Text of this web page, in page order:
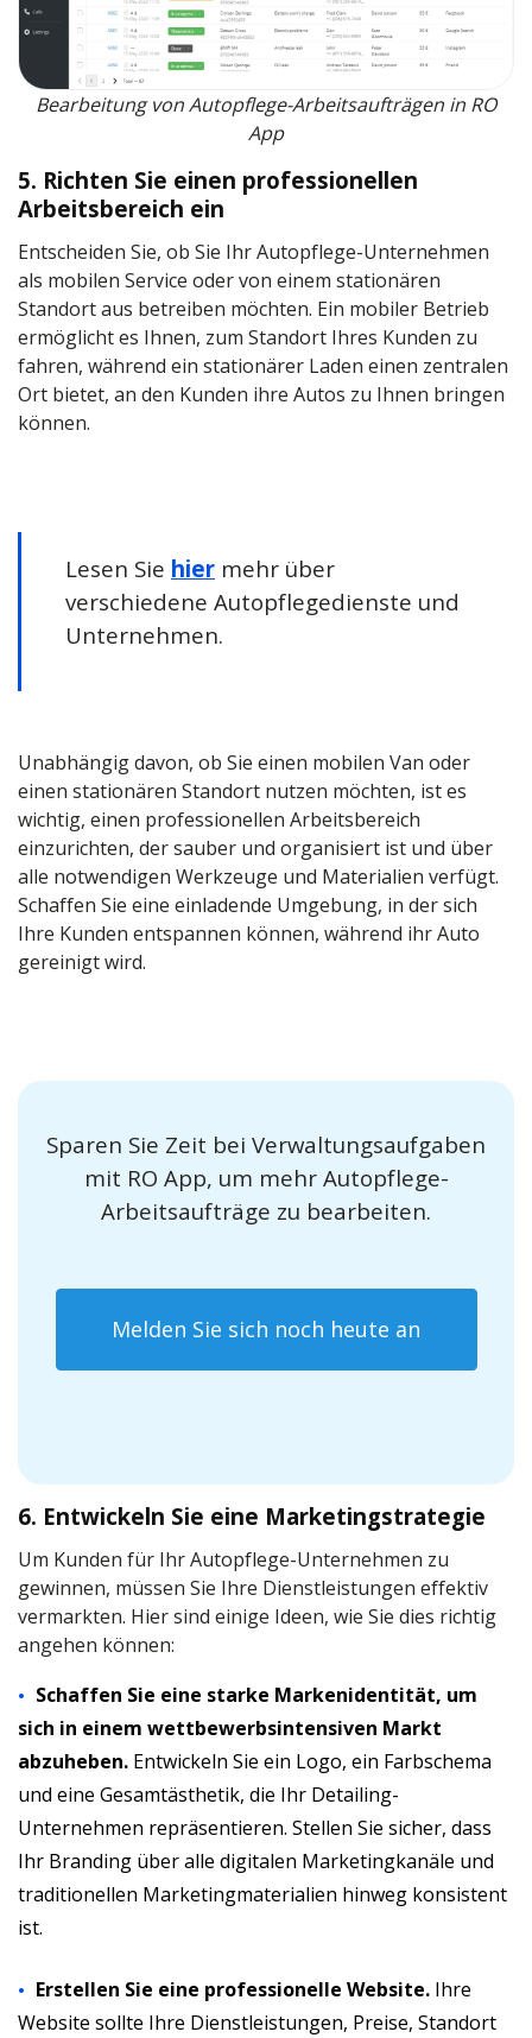
Bearbeitung von Autopflege-Arbeitsaufträgen in RO
App
5. Richten Sie einen professionellen
Arbeitsbereich ein
Entscheiden Sie, ob Sie Ihr Autopflege-Unternehmen
als mobilen Service oder von einem stationären
Standort aus betreiben möchten. Ein mobiler Betrieb
ermöglicht es Ihnen, zum Standort Ihres Kunden zu
fahren, während ein stationärer Laden einen zentralen
Ort bietet, an den Kunden ihre Autos zu Ihnen bringen
können.
Lesen Sie hier mehr über
verschiedene Autopflegedienste und
Unternehmen.
Unabhängig davon, ob Sie einen mobilen Van oder
einen stationären Standort nutzen möchten, ist es
wichtig, einen professionellen Arbeitsbereich
einzurichten, der sauber und organisiert ist und über
alle notwendigen Werkzeuge und Materialien verfügt.
Schaffen Sie eine einladende Umgebung, in der sich
Ihre Kunden entspannen können, während ihr Auto
gereinigt wird.
Sparen Sie Zeit bei Verwaltungsaufgaben
mit RO App, um mehr Autopflege-
Arbeitsaufträge zu bearbeiten.
Melden Sie sich noch heute an
6. Entwickeln Sie eine Marketingstrategie
Um Kunden für Ihr Autopflege-Unternehmen zu
gewinnen, müssen Sie Ihre Dienstleistungen effektiv
vermarkten. Hier sind einige Ideen, wie Sie dies richtig
angehen können:
Schaffen Sie eine starke Markenidentität, um
sich in einem wettbewerbsintensiven Markt
abzuheben. Entwickeln Sie ein Logo, ein Farbschema
und eine Gesamtästhetik, die Ihr Detailing-
Unternehmen repräsentieren. Stellen Sie sicher, dass
Ihr Branding über alle digitalen Marketingkanäle und
traditionellen Marketingmaterialien hinweg konsistent
ist.
Erstellen Sie eine professionelle Website. Ihre
Website sollte Ihre Dienstleistungen, Preise, Standort